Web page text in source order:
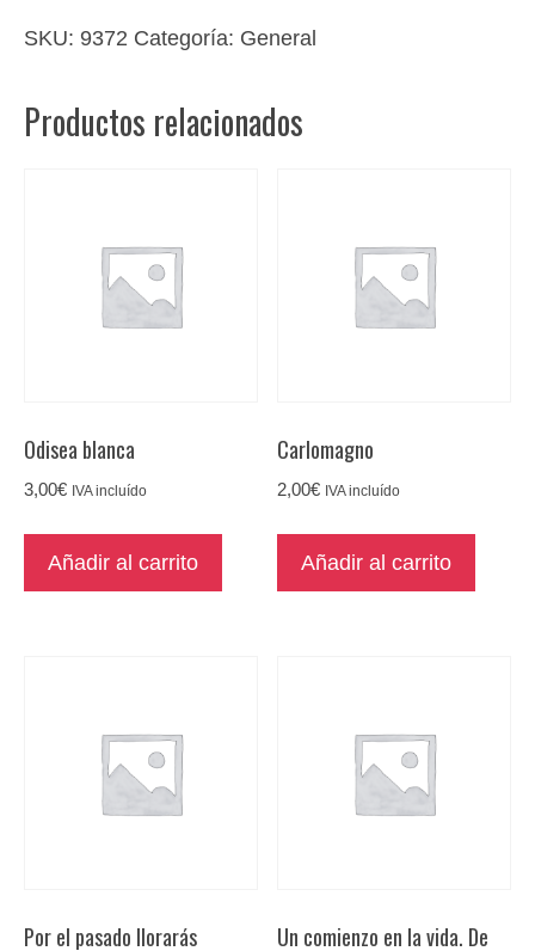
SKU: 9372 Categoría: General
Productos relacionados
Odisea blanca
3,00€ IVA incluído
Añadir al carrito
Carlomagno
2,00€ IVA incluído
Añadir al carrito
Por el pasado llorarás
Un comienzo en la vida. De